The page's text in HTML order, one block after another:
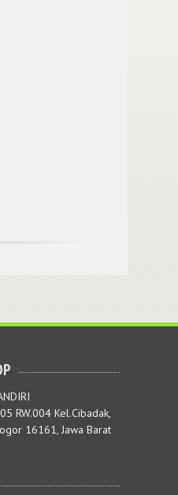
RW.004 Kel.Cibadak,
16161, Jawa Barat